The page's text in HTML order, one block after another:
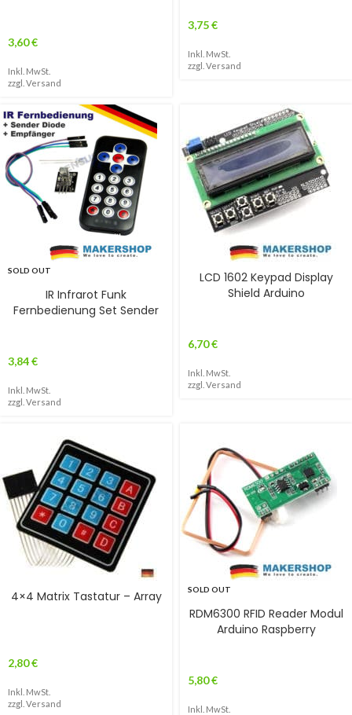
3,60€
Inkl. MwSt.
zzgl. Versand
3,75€
Inkl. MwSt.
zzgl. Versand
SOLD OUT
IR Infrarot Funk
Fernbedienung Set Sender
3,84€
Inkl. MwSt.
zzgl. Versand
LCD 1602 Keypad Display
Shield Arduino
6,70€
Inkl. MwSt.
zzgl. Versand
4×4 Matrix Tastatur – Array
2,80€
Inkl. MwSt.
zzgl. Versand
SOLD OUT
RDM6300 RFID Reader Modul
Arduino Raspberry
5,80€
Inkl. MwSt.